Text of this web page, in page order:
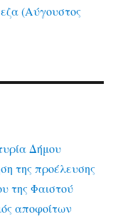
(Αύγουστος
Δήμου
της προέλευσης
της Φαιστού
αποφοίτων